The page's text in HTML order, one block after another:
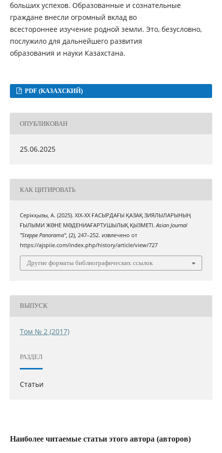
больших успехов. Образованные и сознательные
граждане внесли огромный вклад во
всестороннее изучение родной земли. Это, безусловно,
послужило для дальнейшего развития
образования и науки Казахстана.
PDF (КАЗАХСКИЙ)
ОПУБЛИКОВАН
25.06.2025
КАК ЦИТИРОВАТЬ
Серікқызы, А. (2025). ХІХ-ХХ ҒАСЫРДАҒЫ ҚАЗАҚ ЗИЯЛЫЛАРЫНЫҢ
ҒЫЛЫМИ ЖƏНЕ МƏДЕНИАҒАРТУШЫЛЫҚ ҚЫЗМЕТІ.Asian Journal
"Steppe Panorama", (2), 247–252. извлечено от
https://ajspiie.com/index.php/history/article/view/727
Другие форматы библиографических ссылок
ВЫПУСК
Том № 2 (2017)
РАЗДЕЛ
Статьи
Наиболее читаемые статьи этого автора (авторов)